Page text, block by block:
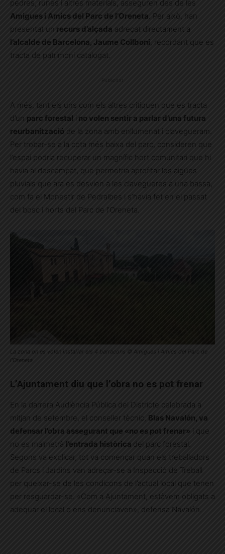
pedres, runes i altres materials, asseguren des de les
Amigues i Amics del Parc de l’Oreneta. Per això, han
presentat un recurs d’alçada adreçat directament a
l’alcalde de Barcelona, Jaume Collboni, recordant que es
tracta de patrimoni catalogat.
A més, tant els uns com els altres critiquen que es tracta
d’un parc forestal i no volen sentir a parlar d’una futura
reurbanització de la zona amb enllumenat i clavegueram.
Per trobar-se a la cota més baixa del parc, consideren que
l’espai podria recuperar un magnífic hort comunitari que hi
havia al descampat, que permetria aprofitar les aigües
pluvials que ara es desvien a les clavegueres a una bassa,
com fa el Monestir de Pedralbes i s’havia fet en el passat
del bosc i horts del Parc de l’Oreneta.
La zona on es volen instal·lar els 4 barracons © Amigues i Amics del Parc de
l’Oreneta
L’Ajuntament diu que l’obra no es pot frenar
En la darrera Audiència Pública del Districte celebrada a
mitjan de setembre, el conseller tècnic, Blas Navalón, va
defensar l’obra assegurant que «no es pot frenar» i que
no es malmetrà l’entrada històrica del parc forestal.
Segons va explicar, tot va començar quan els treballadors
de Parcs i Jardins van adreçar-se a Inspecció de Treball
per queixar-se de les condicons de l’actual local que tenen
per resguardar-se. «Com a Ajuntament, estàvem obligats a
adequar el local o ens denunciaven», defensa Navalón.